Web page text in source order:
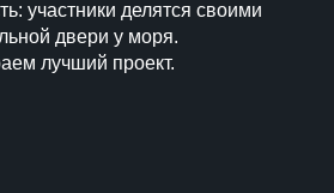
участники делятся своими
двери у моря.
лучший проект.